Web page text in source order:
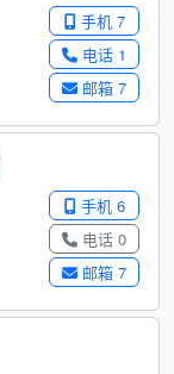
手机 7
电话 1
邮箱 7
手机 6
电话 0
邮箱 7